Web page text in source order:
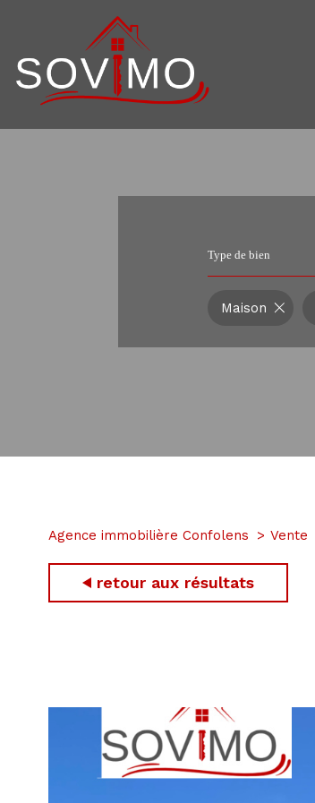
Type de bien
Maison
Agence immobilière Confolens Vente
retour aux résultats